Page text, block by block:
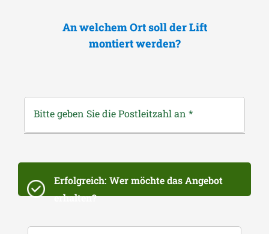
An welchem Ort soll der Lift
montiert werden?
Bitte geben Sie die Postleitzahl an *
Erfolgreich: Wer möchte das Angebot
erhalten?